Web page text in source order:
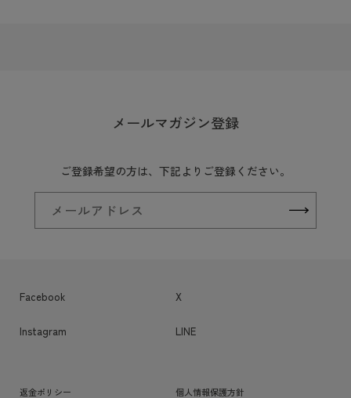
メールマガジン登録
ご登録希望の方は、下記よりご登録ください。
メールアドレス
Facebook X
Instagram LINE
返金ポリシー 個人情報保護方針